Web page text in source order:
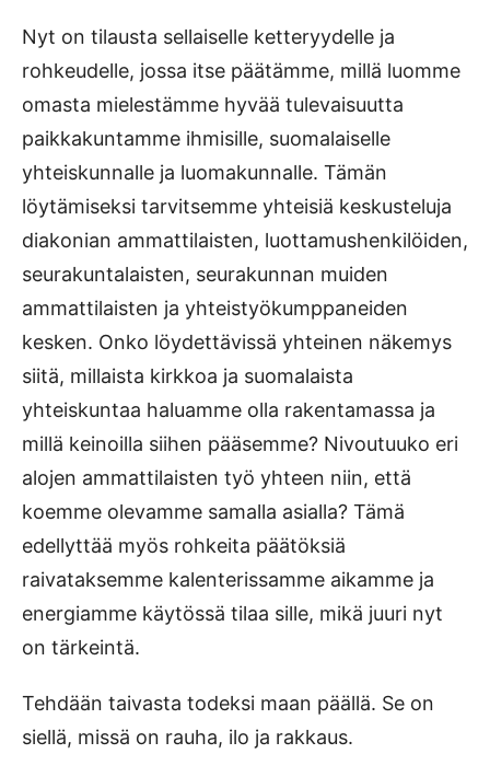
Nyt on tilausta sellaiselle ketteryydelle ja
rohkeudelle, jossa itse päätämme, millä luomme
omasta mielestämme hyvää tulevaisuutta
paikkakuntamme ihmisille, suomalaiselle
yhteiskunnalle ja luomakunnalle. Tämän
löytämiseksi tarvitsemme yhteisiä keskusteluja
diakonian ammattilaisten, luottamushenkilöiden,
seurakuntalaisten, seurakunnan muiden
ammattilaisten ja yhteistyökumppaneiden
kesken. Onko löydettävissä yhteinen näkemys
siitä, millaista kirkkoa ja suomalaista
yhteiskuntaa haluamme olla rakentamassa ja
millä keinoilla siihen pääsemme? Nivoutuuko eri
alojen ammattilaisten työ yhteen niin, että
koemme olevamme samalla asialla? Tämä
edellyttää myös rohkeita päätöksiä
raivataksemme kalenterissamme aikamme ja
energiamme käytössä tilaa sille, mikä juuri nyt
on tärkeintä.
Tehdään taivasta todeksi maan päällä. Se on
siellä, missä on rauha, ilo ja rakkaus.